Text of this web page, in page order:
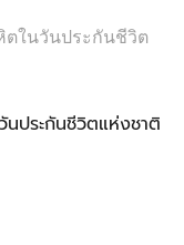
นประกันชีวิตแห่งชาติ